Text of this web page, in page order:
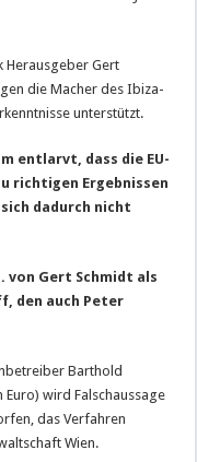
Herausgeber Gert
die Macher des Ibiza-
unterstützt.
entlarvt, dass die EU-
richtigen Ergebnissen
dadurch nicht
von Gert Schmidt als
den auch Peter
Barthold
wird Falschaussage
das Verfahren
Wien.